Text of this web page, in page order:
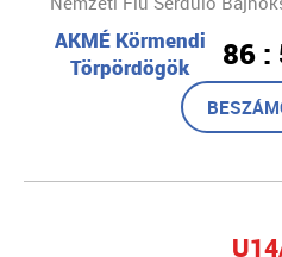
AKMÉ Körmendi
Törpördögök
86 :